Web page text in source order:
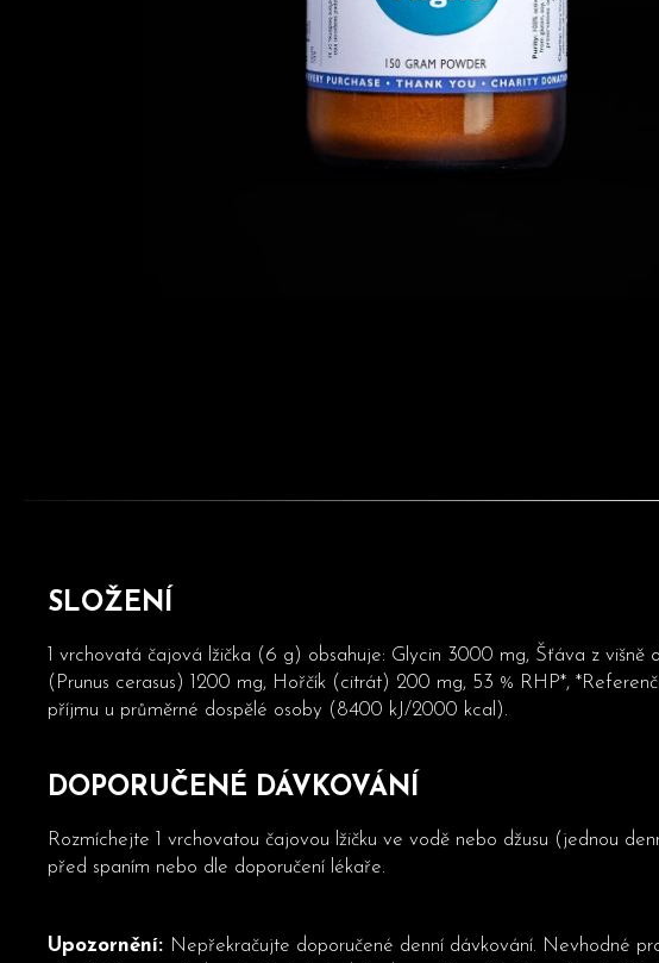
SLOŽENÍ
1 vrchovatá čajová lžička (6 g) obsahuje: Glycin 3000 mg, Šťáva z višně
(Prunus cerasus) 1200 mg, Hořčík (citrát) 200 mg, 53 % RHP*,
příjmu u průměrné dospělé osoby (8400 kJ/2000 kcal).
DOPORUČENÉ DÁVKOVÁNÍ
Rozmíchejte 1 vrchovatou čajovou lžičku ve vodě nebo džusu (jednou
před spaním nebo dle doporučení lékaře.
Upozornění: Nepřekračujte doporučené denní dávkování. Nevhodné